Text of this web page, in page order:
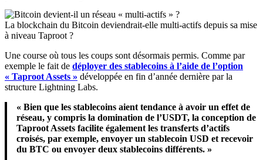
La blockchain du Bitcoin deviendrait-elle multi-actifs depuis sa mise
à niveau Taproot ?
Une course où tous les coups sont désormais permis. Comme par
exemple le fait de déployer des stablecoins à l’aide de l’option
« Taproot Assets » développée en fin d’année dernière par la
structure Lightning Labs.
« Bien que les stablecoins aient tendance à avoir un effet de
réseau, y compris la domination de l’USDT, la conception de
Taproot Assets facilite également les transferts d’actifs
croisés, par exemple, envoyer un stablecoin USD et recevoir
du BTC ou envoyer deux stablecoins différents. »